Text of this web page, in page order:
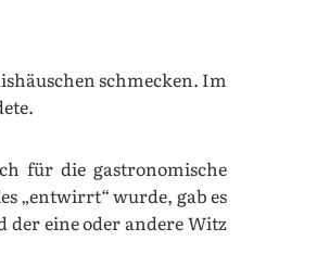
schmecken. Im
für die gastronomische
„entwirrt“ wurde, gab es
eine oder andere Witz